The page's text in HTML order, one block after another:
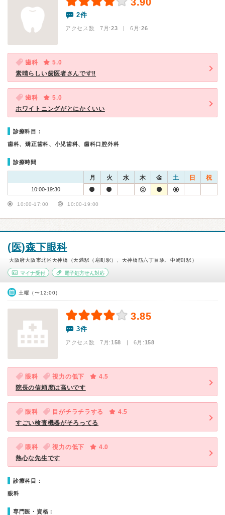
2件
アクセス数 7月:23 | 6月:26
歯科
5.0
素晴らしい歯医者さんです‼️
歯科
5.0
ホワイトニングがとにかくいい
診療科目：
歯科、矯正歯科、小児歯科、歯科口腔外科
診療時間
月 火 水 木 金 土 日 祝
10:00-19:30
10:00-17:00 10:00-19:00
(医)森下眼科
大阪府大阪市北区天神橋（天満駅（扇町駅）、天神橋筋六丁目駅、中崎町駅）
マイナ受付 電子処方せん対応
土曜（〜12:00）
3.85
3件
アクセス数 7月:158 | 6月:158
眼科 視力の低下
4.5
院長の信頼度は高いです
眼科 目がチラチラする
4.5
すごい検査機器がそろってる
眼科 視力の低下
4.0
熱心な先生です
診療科目：
眼科
専門医・資格：